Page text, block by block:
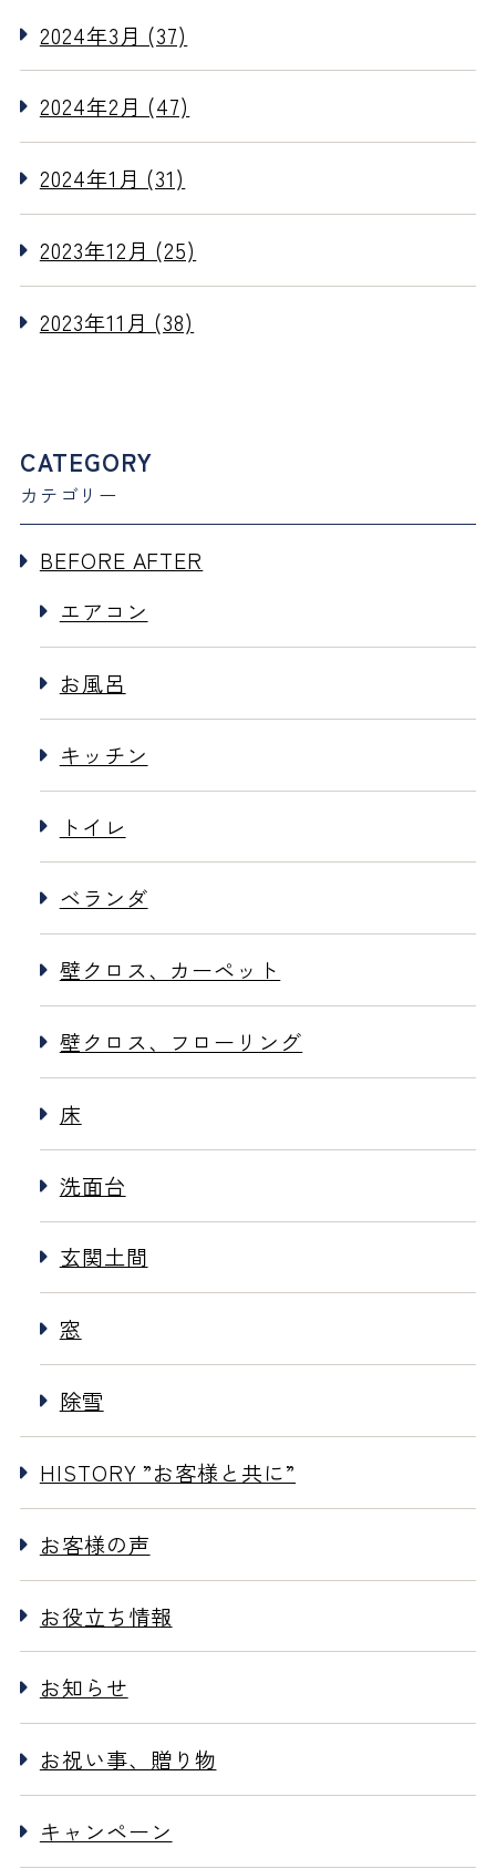
2024年3月 (37)
2024年2月 (47)
2024年1月 (31)
2023年12月 (25)
2023年11月 (38)
CATEGORY
カテゴリー
BEFORE AFTER
エアコン
お風呂
キッチン
トイレ
ベランダ
壁クロス、カーペット
壁クロス、フローリング
床
洗面台
玄関土間
窓
除雪
HISTORY ”お客様と共に”
お客様の声
お役立ち情報
お知らせ
お祝い事、贈り物
キャンペーン